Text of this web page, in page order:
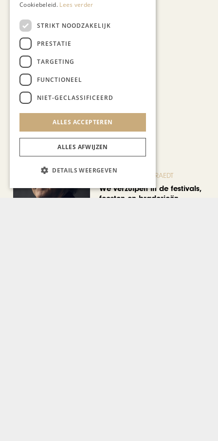
Recent nieuws
BLOG JO CORTENRAEDT
We verzuipen in de festivals,
feesten en braderieën
Cookiebeleid. Lees verder
STRIKT NOODZAKELIJK
PRESTATIE
TARGETING
FUNCTIONEEL
NIET-GECLASSIFICEERD
ALLES ACCEPTEREN
ALLES AFWIJZEN
DETAILS WEERGEVEN